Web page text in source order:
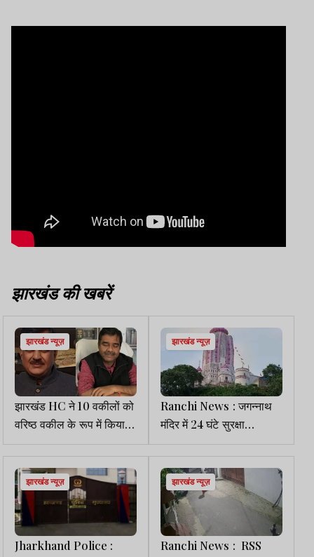
झारखंड की खबरें
झारखंड न्यूज़
झारखंड HC ने 10 वकीलों को
वरिष्ठ वकील के रूप में किया
नामित
झारखंड न्यूज़
Ranchi News : जगन्नाथ
मंदिर में 24 घंटे सुरक्षा
सुनिश्चित करें एसएसपी: HC
झारखंड न्यूज़
Jharkhand Police :
झारखंड न्यूज़
Ranchi News : RSS